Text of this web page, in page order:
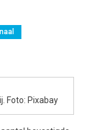
Foto: Pixabay